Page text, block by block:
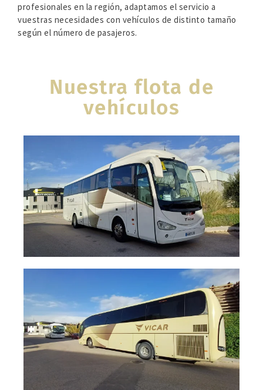
profesionales en la región, adaptamos el servicio a
vuestras necesidades con vehículos de distinto tamaño
según el número de pasajeros.
Nuestra flota de
vehículos